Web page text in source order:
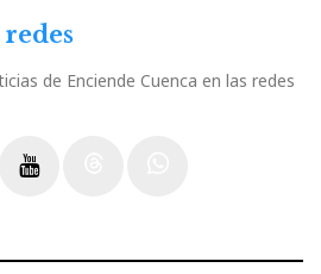
de Enciende Cuenca en las redes